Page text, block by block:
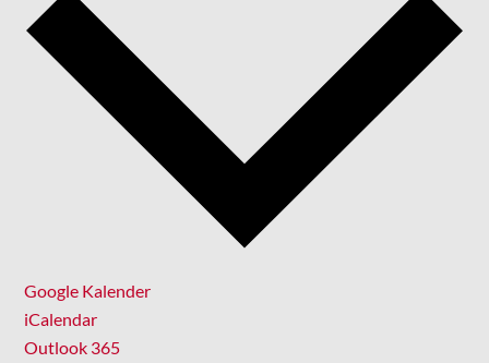
Google Kalender
iCalendar
Outlook 365